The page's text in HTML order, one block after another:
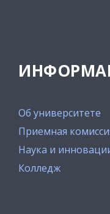
Об университете
Приемная
Наука и
Колледж